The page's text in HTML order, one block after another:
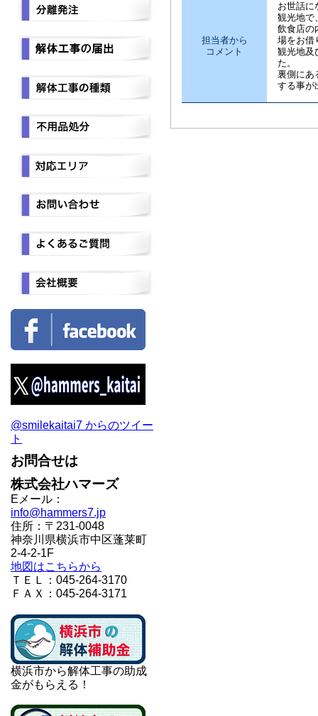
担当者から
コメント
お世話に
観光地で
飲食店の
場をお借
観光地及
た。
裏側にあ
する事が
@smilekaitai7 からのツイー
ト
お問合せは
株式会社ハマーズ
Eメール：
info@hammers7.jp
住所：〒231-0048
神奈川県横浜市中区蓬莱町
2-4-2-1F
地図はこちらから
ＴＥＬ：045-264-3170
ＦＡＸ：045-264-3171
横浜市から解体工事の助成
金がもらえる！